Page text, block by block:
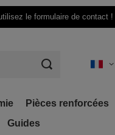
le formulaire de contact !
Pièces renforcées
Guides